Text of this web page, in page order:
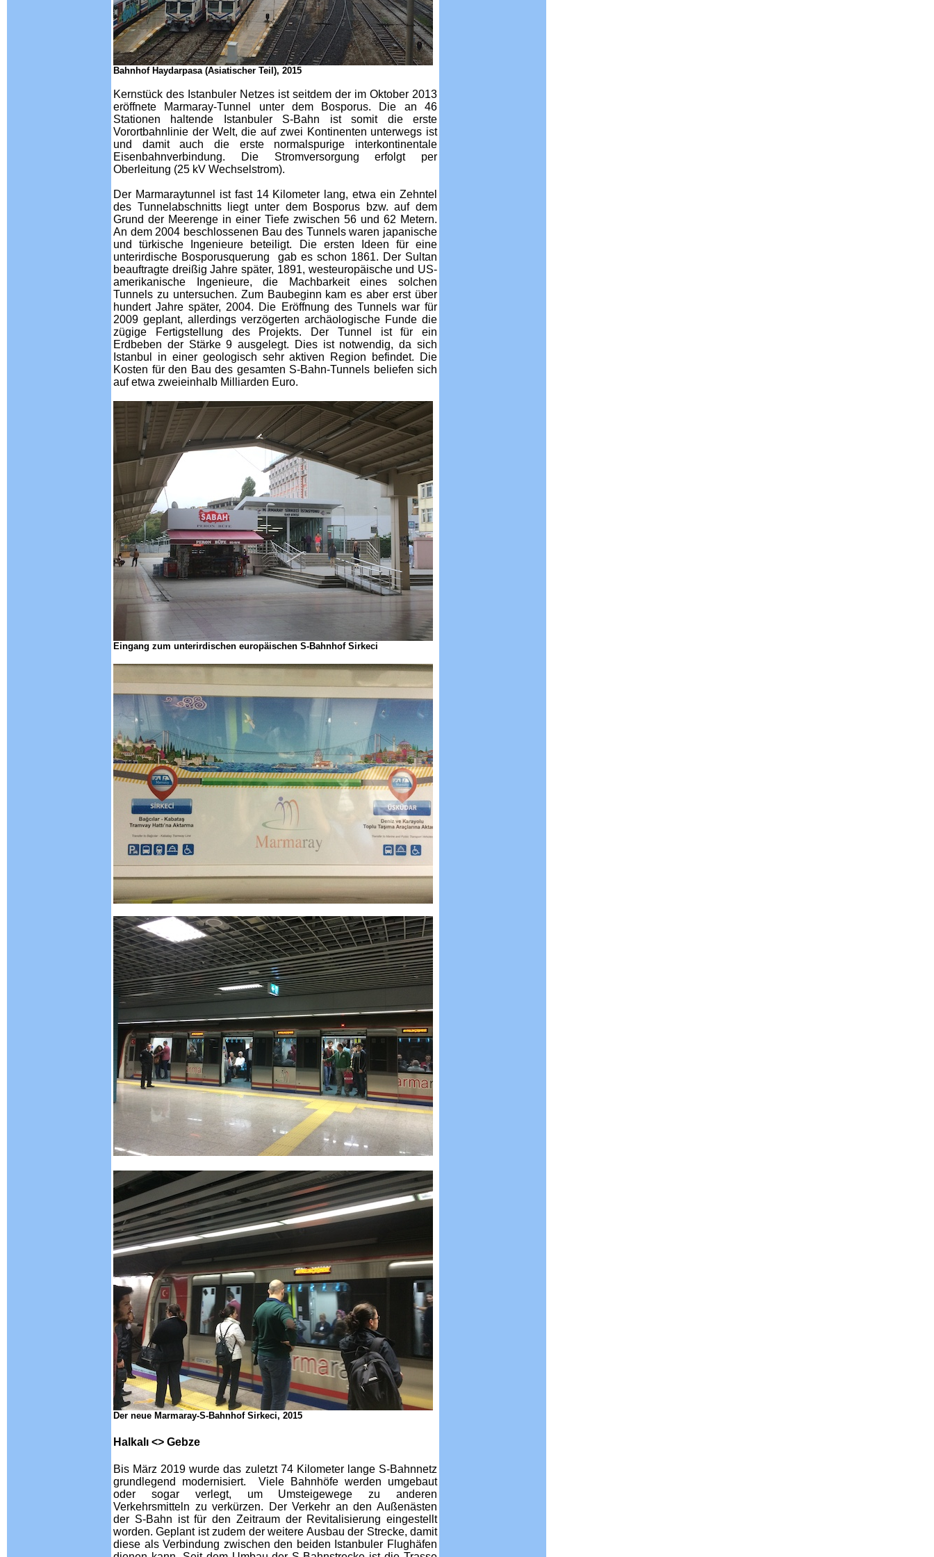
Bahnhof Haydarpasa (Asiatischer Teil), 2015
Kernstück des Istanbuler Netzes ist seitdem der im Oktober 2013
eröffnete Marmaray-Tunnel unter dem Bosporus. Die an 46
Stationen haltende Istanbuler S-Bahn ist somit die erste
Vorortbahnlinie der Welt, die auf zwei Kontinenten unterwegs ist
und damit auch die erste normalspurige interkontinentale
Eisenbahnverbindung. Die Stromversorgung erfolgt per
Oberleitung (25 kV Wechselstrom).
Der Marmaraytunnel ist fast 14 Kilometer lang, etwa ein Zehntel
des Tunnelabschnitts liegt unter dem Bosporus bzw. auf dem
Grund der Meerenge in einer Tiefe zwischen 56 und 62 Metern.
An dem 2004 beschlossenen Bau des Tunnels waren japanische
und türkische Ingenieure beteiligt. Die ersten Ideen für eine
unterirdische Bosporusquerung gab es schon 1861. Der Sultan
beauftragte dreißig Jahre später, 1891, westeuropäische und US-
amerikanische Ingenieure, die Machbarkeit eines solchen
Tunnels zu untersuchen. Zum Baubeginn kam es aber erst über
hundert Jahre später, 2004. Die Eröffnung des Tunnels war für
2009 geplant, allerdings verzögerten archäologische Funde die
zügige Fertigstellung des Projekts. Der Tunnel ist für ein
Erdbeben der Stärke 9 ausgelegt. Dies ist notwendig, da sich
Istanbul in einer geologisch sehr aktiven Region befindet. Die
Kosten für den Bau des gesamten S-Bahn-Tunnels beliefen sich
auf etwa zweieinhalb Milliarden Euro.
Eingang zum unterirdischen europäischen S-Bahnhof Sirkeci
Der neue Marmaray-S-Bahnhof Sirkeci, 2015
Halkalı <> Gebze
Bis März 2019 wurde das zuletzt 74 Kilometer lange S-Bahnnetz
grundlegend modernisiert. Viele Bahnhöfe werden umgebaut
oder sogar verlegt, um Umsteigewege zu anderen
Verkehrsmitteln zu verkürzen. Der Verkehr an den Außenästen
der S-Bahn ist für den Zeitraum der Revitalisierung eingestellt
worden. Geplant ist zudem der weitere Ausbau der Strecke, damit
diese als Verbindung zwischen den beiden Istanbuler Flughäfen